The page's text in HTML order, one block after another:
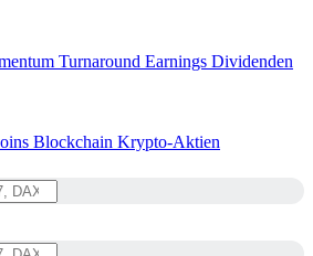
Turnaround Earnings Dividenden
Blockchain Krypto-Aktien